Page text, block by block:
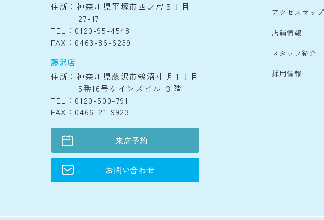
住所：神奈川県平塚市四之宮５丁目
27-17
TEL：0120-95-4548
FAX：0463-86-6239
藤沢店
住所：神奈川県藤沢市鵠沼神明１丁目
5番16号ケインズビル ３階
TEL：0120-500-791
FAX：0466-21-9923
来店予約
お問い合わせ
アクセスマップ
店舗情報
スタッフ紹介
採用情報